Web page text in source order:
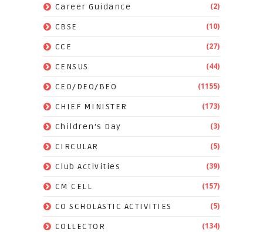
Career Guidance (2)
CBSE (10)
CCE (27)
CENSUS (44)
CEO/DEO/BEO (1155)
CHIEF MINISTER (173)
Children's Day (3)
CIRCULAR (5)
Club Activities (39)
CM CELL (157)
CO SCHOLASTIC ACTIVITIES (5)
COLLECTOR (134)